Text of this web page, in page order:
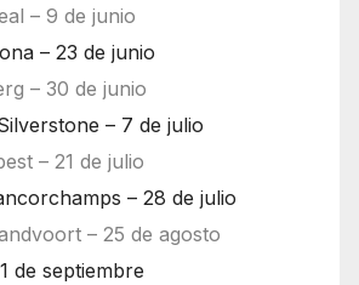
– 9 de junio
– 23 de junio
– 30 de junio
– 7 de julio
– 21 de julio
– 28 de julio
– 25 de agosto
de septiembre